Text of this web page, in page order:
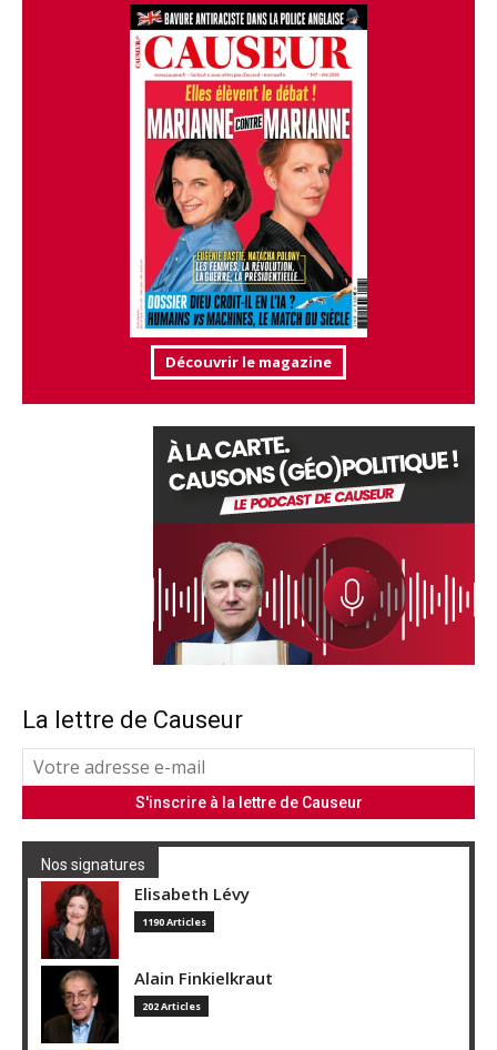
Découvrir le magazine
La lettre de Causeur
Nos signatures
Elisabeth Lévy
1190 Articles
Alain Finkielkraut
202 Articles